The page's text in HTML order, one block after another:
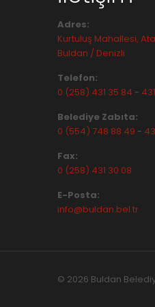
Adres:
Kurtuluş Mahallesi,
Buldan / Denizli
Telefon:
0 (258) 431 35 84 -
Belediye Zabıta:
0 (554) 748 88 49 -
Fax:
0 (258) 431 30 08
E-Posta:
info@buldan.bel.tr
© 2026 Buldan